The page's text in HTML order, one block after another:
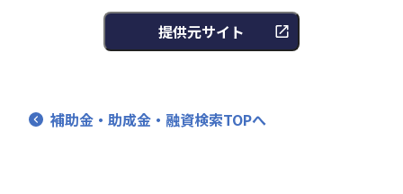
提供元サイト
補助金・助成金・融資検索TOPへ